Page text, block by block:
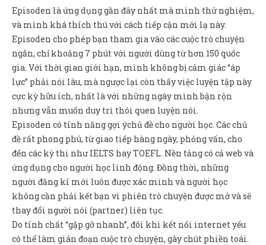
Episoden là ứng dụng gần đây nhất mà mình thử nghiệm,
và mình khá thích thú với cách tiếp cận mới lạ này.
Episoden cho phép bạn tham gia vào các cuộc trò chuyện
ngắn, chỉ khoảng 7 phút với người dùng từ hơn 150 quốc
gia. Với thời gian giới hạn, mình không bị cảm giác “áp
lực” phải nói lâu, mà ngược lại còn thấy việc luyện tập này
cực kỳ hữu ích, nhất là với những ngày mình bận rộn
nhưng vẫn muốn duy trì thói quen luyện nói.
Episoden có tính năng gợi ýchủ đề cho người học. Các chủ
đề rất phong phú, từ giao tiếp hàng ngày, phỏng vấn, cho
đến các kỳ thi như IELTS hay TOEFL. Nền tảng có cả web và
ứng dụng cho người học linh động. Đồng thời, những
người đăng kí mới luôn được xác minh và người học
không cần phải kết bạn vì phiên trò chuyện được mở và sẽ
thay đổi người nói (partner) liên tục.
Do tính chất “gặp gỡ nhanh”, đôi khi kết nối internet yếu
có thể làm gián đoạn cuộc trò chuyện, gây chút phiền toái.